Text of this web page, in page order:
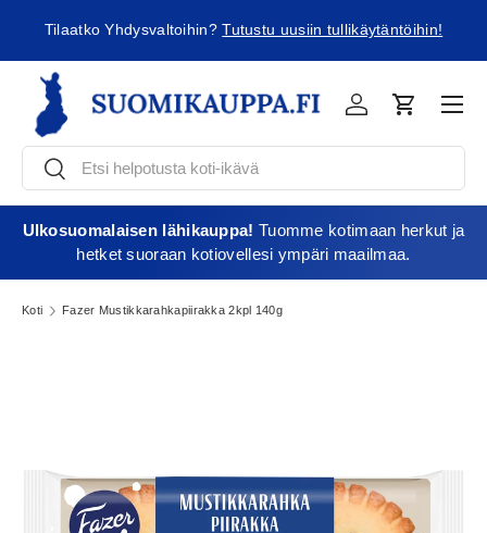
Jatka sisältöön
Minimitilausraja 35€
EtsiEtsi
KirjauduOstoskori
Ulkosuomalaisen lähikauppa! Tuomme kotimaan herkut ja
hetket suoraan kotiovellesi ympäri maailmaa.
Koti Fazer Mustikkarahkapiirakka 2kpl 140g